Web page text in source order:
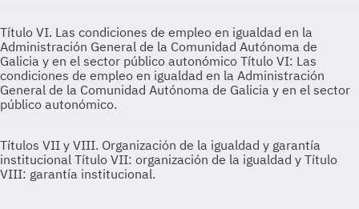
Título VI. Las condiciones de empleo en igualdad en la
Administración General de la Comunidad Autónoma de
Galicia y en el sector público autonómico Título VI: Las
condiciones de empleo en igualdad en la Administración
General de la Comunidad Autónoma de Galicia y en el sector
público autonómico.
Títulos VII y VIII. Organización de la igualdad y garantía
institucional Título VII: organización de la igualdad y Título
VIII: garantía institucional.